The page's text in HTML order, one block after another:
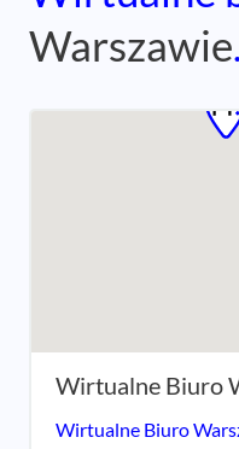
Warszawie.
Wirtualne Biuro
Wirtualne Biuro